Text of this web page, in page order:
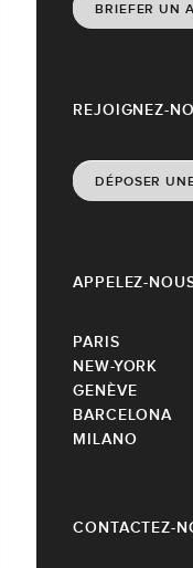
CONTACTEZ-
REJOIGNEZ-
DÉPOSER
APPELEZ-
PARIS
NEW-YORK
GENÈVE
BARCELONA
MILANO
BRIEFER UN